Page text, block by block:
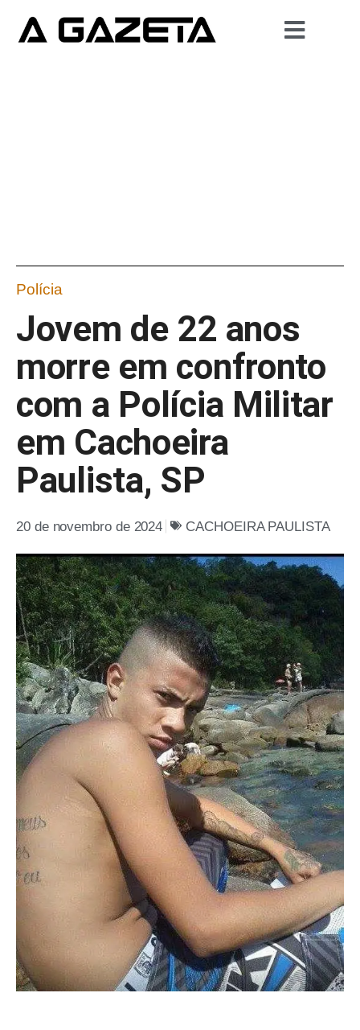
Polícia
Jovem de 22 anos
morre em confronto
com a Polícia Militar
em Cachoeira
Paulista, SP
20 de novembro de 2024 CACHOEIRA PAULISTA